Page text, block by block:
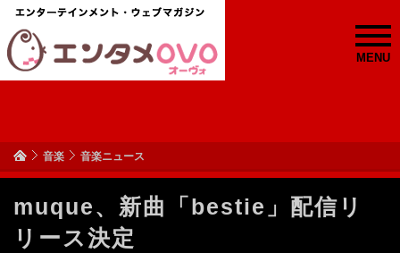
MENU
音楽 音楽ニュース
muque、新曲「bestie」配信リ
リース決定